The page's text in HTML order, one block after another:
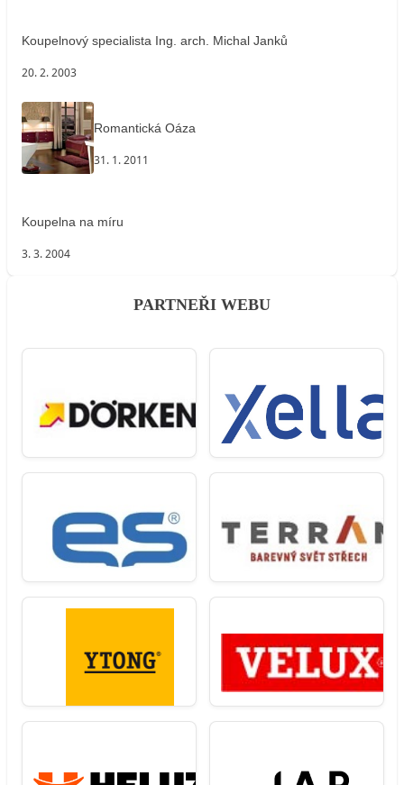
Koupelnový specialista Ing. arch. Michal Janků
20. 2. 2003
Romantická Oáza
31. 1. 2011
Koupelna na míru
3. 3. 2004
PARTNEŘI WEBU